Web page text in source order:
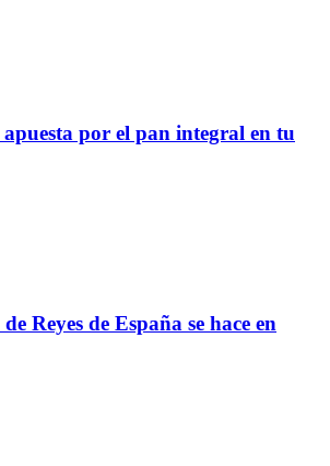
apuesta por el pan integral en tu
Reyes de España se hace en